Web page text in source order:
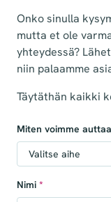
Onko sinulla
mutta et ole
yhteydessä?
niin palaamme
Täytäthän kaikki
Miten voimme
Nimi *